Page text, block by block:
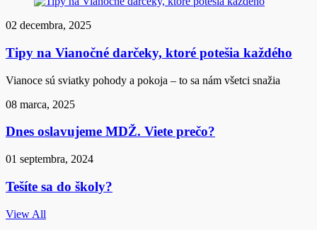
02 decembra, 2025
Tipy na Vianočné darčeky, ktoré potešia každého
Vianoce sú sviatky pohody a pokoja – to sa nám všetci snažia
08 marca, 2025
Dnes oslavujeme MDŽ. Viete prečo?
01 septembra, 2024
Tešíte sa do školy?
View All